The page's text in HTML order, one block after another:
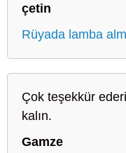
çetin
Rüyada lamba
Çok teşekkür
kalın.
Gamze